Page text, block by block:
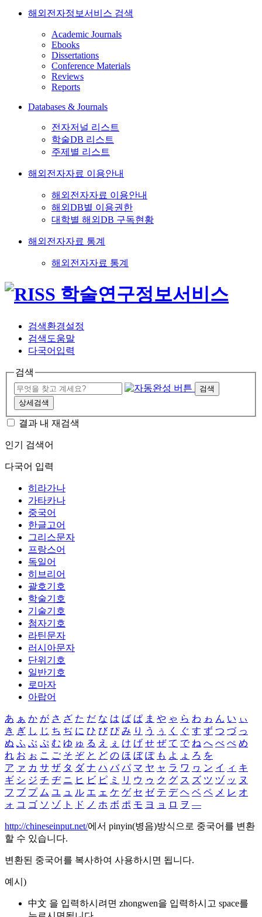
해외전자정보서비스 검색
Academic Journals
Ebooks
Dissertations
Conference Materials
Reviews
Reports
Databases & Journals
전자저널 리스트
학술DB 리스트
주제별 리스트
해외전자자료 이용안내
해외전자자료 이용안내
해외DB별 이용권한
대학별 해외DB 구독현황
해외전자자료 통계
해외전자자료 통계
검색환경설정
검색도움말
다국어입력
검색
검색
상세검색
결과 내 재검색
인기 검색어
다국어 입력
히라가나
가타카나
중국어
한글고어
그리스문자
프랑스어
독일어
히브리어
괄호기호
학술기호
기술기호
첨자기호
라틴문자
러시아문자
단위기호
일반기호
로마자
아랍어
あ ぁ か が さ ざ た だ な は ば ぱ ま や ゃ ら わ ゎ ん い ぃ
き ぎ し じ ち ぢ に ひ び ぴ み り う ぅ く ぐ す ず つ づ っ
ぬ ふ ぶ ぷ む ゆ ゅ る え ぇ け げ せ ぜ て で ね へ べ ぺ め
れ お ぉ こ ご そ ぞ と ど の ほ ぼ ぽ も よ ょ ろ を
ア ァ カ サ ザ タ ダ ナ ハ バ パ マ ヤ ャ ラ ワ ヮ ン イ ィ キ
ギ シ ジ チ ヂ ニ ヒ ビ ピ ミ リ ウ ゥ ク グ ス ズ ツ ヅ ッ ヌ
フ ブ プ ム ユ ュ ル エ ェ ケ ゲ セ ゼ テ デ ヘ ベ ペ メ レ オ
ォ コ ゴ ソ ゾ ト ド ノ ホ ボ ポ モ ヨ ョ ロ ヲ ―
http://chineseinput.net/에서 pinyin(병음)방식으로 중국어를 변환
할 수 있습니다.
변환된 중국어를 복사하여 사용하시면 됩니다.
예시)
中文 을 입력하시려면 zhongwen을 입력하시고 space를